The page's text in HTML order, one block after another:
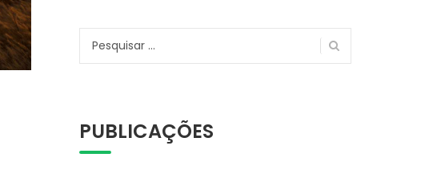
Pesquisar
PUBLICAÇÕES